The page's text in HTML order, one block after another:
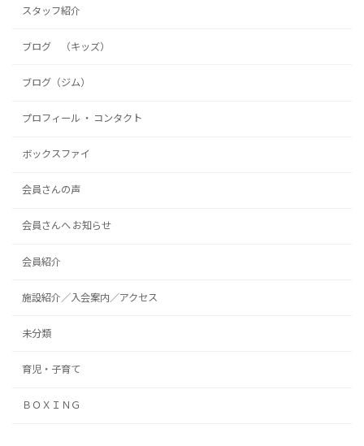
スタッフ紹介
ブログ （キッズ）
ブログ（ジム）
プロフィール ・ コンタクト
ボックスファイ
会員さんの声
会員さんへ お知らせ
会員紹介
施設紹介／入会案内／アクセス
未分類
育児・子育て
ＢＯＸＩＮＧ